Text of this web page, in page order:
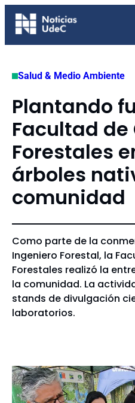
Saltar
Salud & Medio Ambiente
Plantando
Facultad
Forestales
árboles
comunidad
Como parte de la
Ingeniero Forestal, la
Forestales realizó la
la comunidad. La
stands de divulgación
laboratorios.